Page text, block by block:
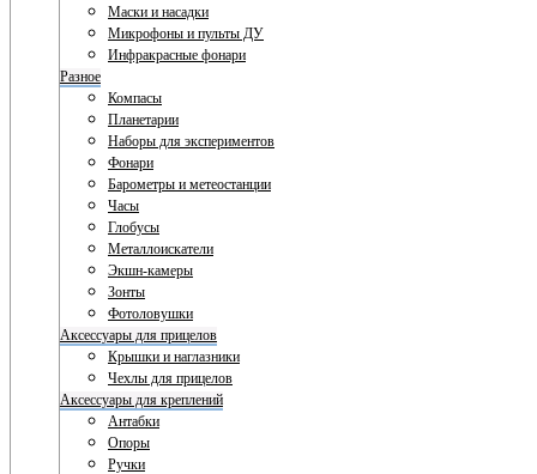
Маски и насадки
Микрофоны и пульты ДУ
Инфракрасные фонари
Разное
Компасы
Планетарии
Наборы для экспериментов
Фонари
Барометры и метеостанции
Часы
Глобусы
Металлоискатели
Экшн-камеры
Зонты
Фотоловушки
Аксессуары для прицелов
Крышки и наглазники
Чехлы для прицелов
Аксессуары для креплений
Антабки
Опоры
Ручки